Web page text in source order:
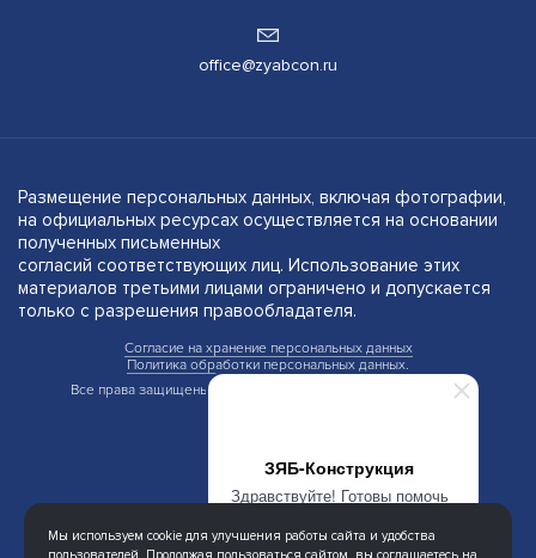
ЗЯБ-Конструкция
Здравствуйте! Готовы помочь
вас появятся вопросы.
office@zyabcon.ru
Размещение персональных данных, включая фотографии,
на официальных ресурсах осуществляется на основании
полученных письменных
согласий соответствующих лиц. Использование этих
материалов третьими лицами ограничено и допускается
только с разрешения правообладателя.
Согласие на хранение персональных данных
Политика обработки персональных данных.
Все права защищены. © 2005-2025 ООО «ЗЯБ-Конструкция»
Мы используем cookie для улучшения работы сайта и удобства